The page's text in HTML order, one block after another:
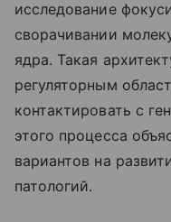
исследование
сворачивании
ядра. Такая
регуляторным
контактировать с
этого процесса
вариантов на
патологий.